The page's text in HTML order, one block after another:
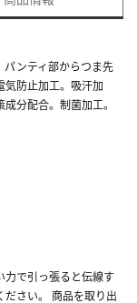
パンティ部からつま先
気防止加工。吸汗加
分配合。制菌加工。
力で引っ張ると伝線す
さい。 商品を取り出